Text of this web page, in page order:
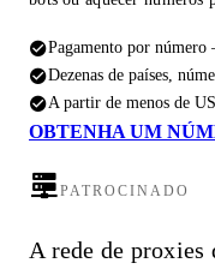
Pagamento por número
Dezenas de países,
A partir de menos de
OBTENHA UM
PATROCINADO
A rede de proxies